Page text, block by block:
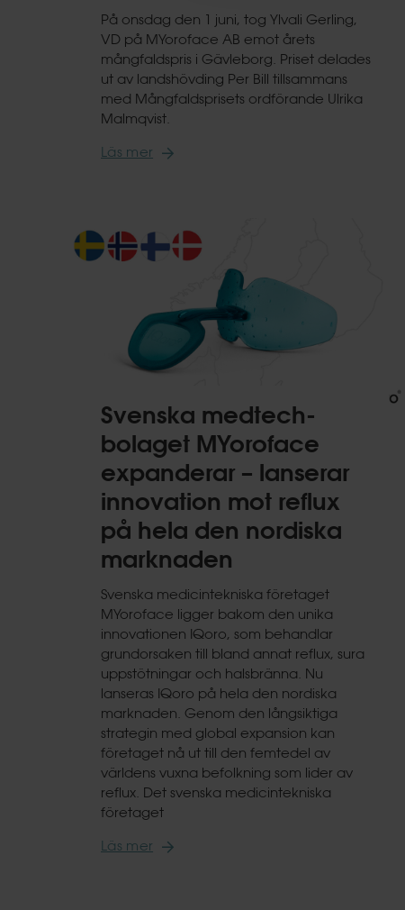
På onsdag den 1 juni, tog Ylvali Gerling,
VD på MYoroface AB emot årets
mångfaldspris i Gävleborg. Priset delades
ut av landshövding Per Bill tillsammans
med Mångfaldsprisets ordförande Ulrika
Malmqvist.
Läs mer
Svenska medtech-
bolaget MYoroface
expanderar – lanserar
innovation mot reflux
på hela den nordiska
marknaden
Svenska medicintekniska företaget
MYoroface ligger bakom den unika
innovationen IQoro, som behandlar
grundorsaken till bland annat reflux, sura
uppstötningar och halsbränna. Nu
lanseras IQoro på hela den nordiska
marknaden. Genom den långsiktiga
strategin med global expansion kan
företaget nå ut till den femtedel av
världens vuxna befolkning som lider av
reflux. Det svenska medicintekniska
företaget
Läs mer